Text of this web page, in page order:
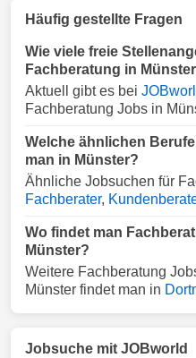
Häufig gestellte Fragen
Wie viele freie
Fachberatung in
Aktuell gibt es bei
Fachberatung Jobs in
Welche ähnlichen
man in Münster?
Ähnliche Jobsuchen für
Fachberater,
Wo findet man
Münster?
Weitere Fachberatung
Münster findet man in
Jobsuche mit JOBworld